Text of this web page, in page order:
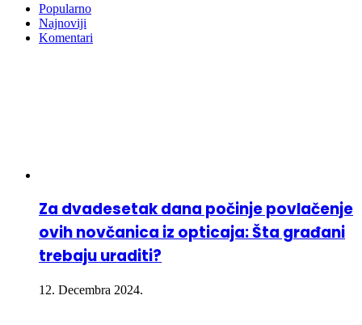
Popularno
Najnoviji
Komentari
Za dvadesetak dana počinje povlačenje
ovih novčanica iz opticaja: Šta građani
trebaju uraditi?
12. Decembra 2024.